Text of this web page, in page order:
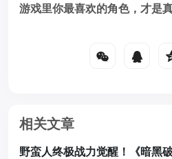
游戏里你最喜欢的角色，才是
相关文章
野蛮人终极战力觉醒！《暗黑